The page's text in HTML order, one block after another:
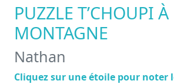
PUZZLE T’CHOUPI À
MONTAGNE
Nathan
Cliquez sur une étoile pour noter